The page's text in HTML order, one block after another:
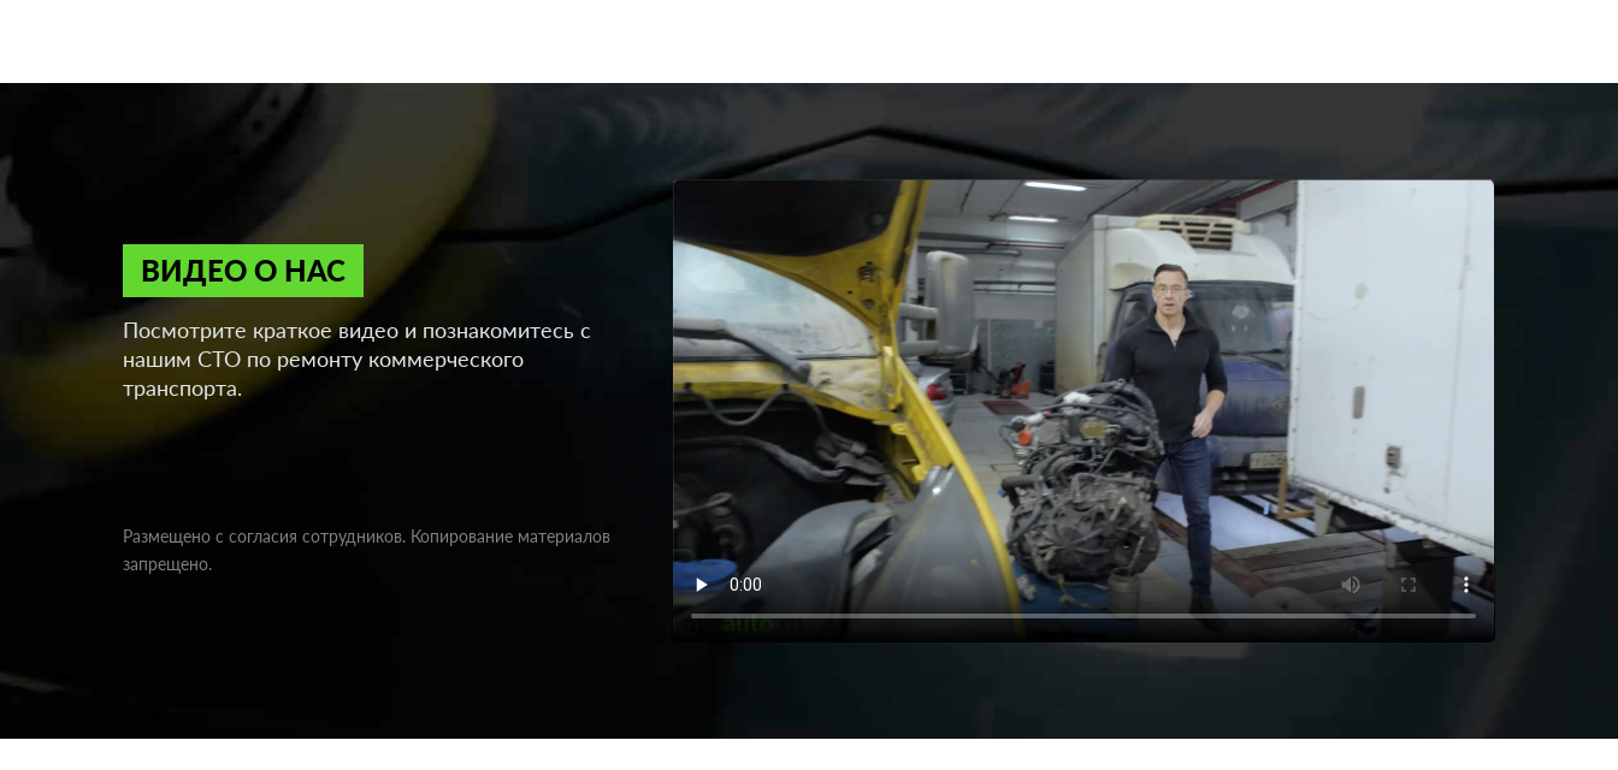
ВИДЕО О НАС
Посмотрите краткое видео и познакомитесь с
нашим СТО по ремонту коммерческого
транспорта.
Размещено с согласия сотрудников. Копирование материалов
запрещено.